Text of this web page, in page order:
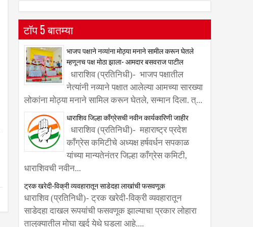
टॉप 5 बातम्या
भाजप पक्षाने नव्यांना मोठ्या मनाने सामील करून घेतले
म्हणूनच पक्ष मोठा झाला- आमदार बसवराज पाटील
धाराशिव (प्रतिनिधी)- भाजप पक्षातील
नेत्यांनी नव्याने पक्षात आलेल्या आमच्या सारख्या
लोकांना मोठ्या मनाने सामिल करून घेतले, सन्मान दिला. त्...
धाराशिव जिल्हा काँग्रेसची नवीन कार्यकारिणी जाहीर
धाराशिव (प्रतिनिधी)- महाराष्ट्र प्रदेश
काँग्रेस कमिटीचे अध्यक्ष हर्षवर्धन सपकाळ
यांच्या मान्यतेनंतर जिल्हा काँग्रेस कमिटी,
धाराशिवची नवीन...
ट्रक खरेदी-विक्री व्यवहारातून साडेदहा लाखांची फसवणूक
धाराशिव (प्रतिनिधी)- ट्रक खरेदी-विक्री व्यवहारातून
साडेदहा दाखल रूपयांची फसवणूक झाल्याचा प्रकार लोहारा
तालुक्यातील मोघा खुर्द येथे घडला आहे....